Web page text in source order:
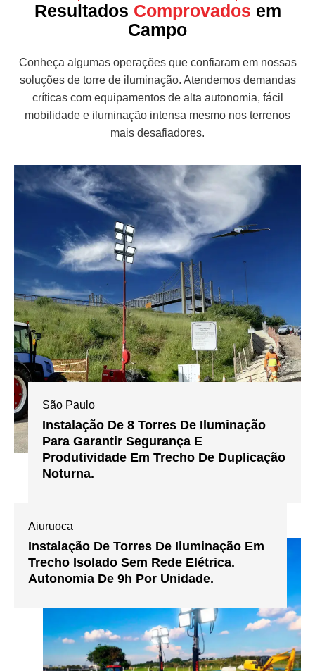
Resultados Comprovados em
Campo
Conheça algumas operações que confiaram em nossas
soluções de torre de iluminação. Atendemos demandas
críticas com equipamentos de alta autonomia, fácil
mobilidade e iluminação intensa mesmo nos terrenos
mais desafiadores.
São Paulo
Instalação De 8 Torres De Iluminação
Para Garantir Segurança E
Produtividade Em Trecho De Duplicação
Noturna.
Aiuruoca
Instalação De Torres De Iluminação Em
Trecho Isolado Sem Rede Elétrica.
Autonomia De 9h Por Unidade.